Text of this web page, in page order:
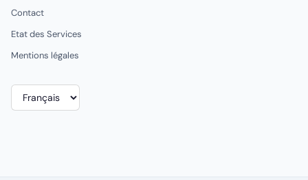
Contact
Etat des Services
Mentions légales
Choisir
une